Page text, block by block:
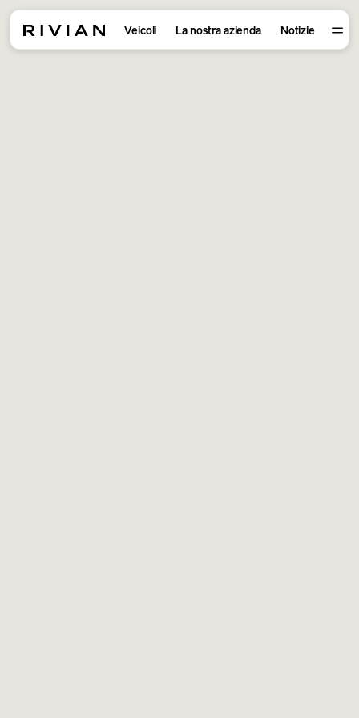
Veicoli La nostra azienda Notizie